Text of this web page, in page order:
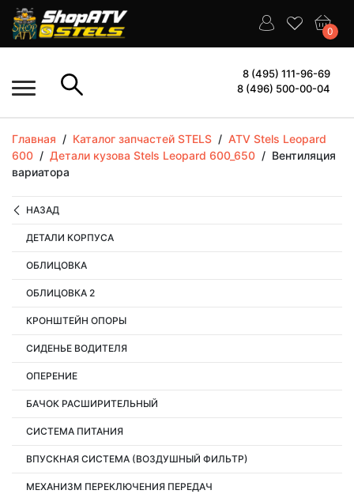
0
8 (495) 111-96-69
8 (496) 500-00-04
Главная / Каталог запчастей STELS / ATV Stels Leopard
600 / Детали кузова Stels Leopard 600_650 / Вентиляция
вариатора
НАЗАД
ДЕТАЛИ КОРПУСА
ОБЛИЦОВКА
ОБЛИЦОВКА 2
КРОНШТЕЙН ОПОРЫ
СИДЕНЬЕ ВОДИТЕЛЯ
ОПЕРЕНИЕ
БАЧОК РАСШИРИТЕЛЬНЫЙ
СИСТЕМА ПИТАНИЯ
ВПУСКНАЯ СИСТЕМА (ВОЗДУШНЫЙ ФИЛЬТР)
МЕХАНИЗМ ПЕРЕКЛЮЧЕНИЯ ПЕРЕДАЧ